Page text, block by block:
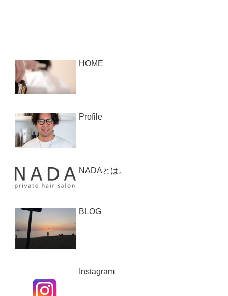
HOME
Profile
NADAとは。
BLOG
Instagram